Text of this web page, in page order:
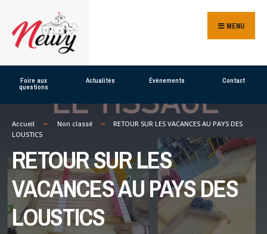
to
content
MENU
Foire aux
questions
Actualités Évènements Contact
Accueil Non classé
RETOUR SUR LES VACANCES AU PAYS DES
LOUSTICS
RETOUR SUR LES
VACANCES AU PAYS DES
LOUSTICS
for: